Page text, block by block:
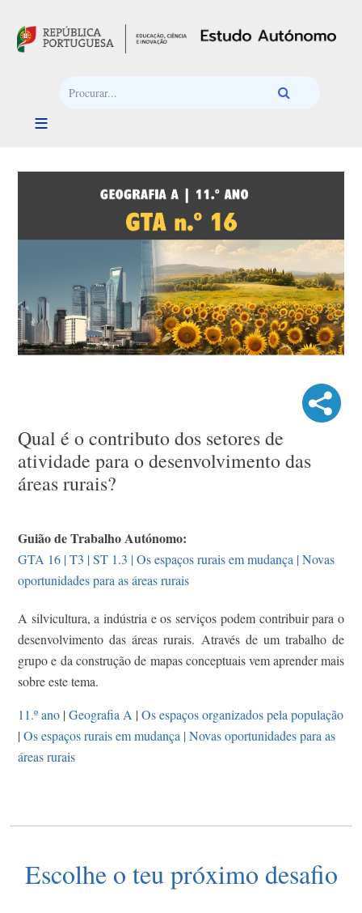
Qual é o contributo dos setores de
atividade para o desenvolvimento das
áreas rurais?
Guião de Trabalho Autónomo:
GTA 16 | T3 | ST 1.3 | Os espaços rurais em mudança | Novas
oportunidades para as áreas rurais
A silvicultura, a indústria e os serviços podem contribuir para o
desenvolvimento das áreas rurais. Através de um trabalho de
grupo e da construção de mapas conceptuais vem aprender mais
sobre este tema.
11.º ano |Geografia A |Os espaços organizados pela população
|Os espaços rurais em mudança | Novas oportunidades para as
áreas rurais
Escolhe o teu próximo desafio